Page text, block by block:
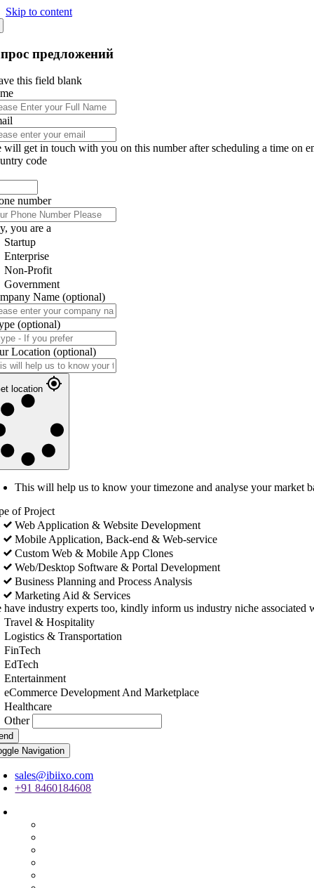
Skip to content
предложений
this field blank
will get in touch with you on this number after scheduling a time on
code
number
you are a
Startup
Enterprise
Non-Profit
Government
Name (optional)
(optional)
Location (optional)
location
This will help us to know your timezone and analyse your market
of Project
Web Application & Website Development
Mobile Application, Back-end & Web-service
Custom Web & Mobile App Clones
Web/Desktop Software & Portal Development
Business Planning and Process Analysis
Marketing Aid & Services
have industry experts too, kindly inform us industry niche associated
Travel & Hospitality
Logistics & Transportation
FinTech
EdTech
Entertainment
eCommerce Development And Marketplace
Healthcare
Other
Navigation
sales@ibiixo.com
+91 8460184608